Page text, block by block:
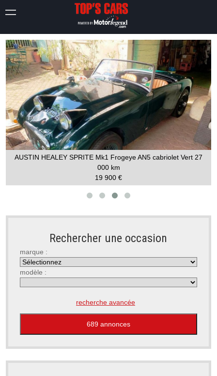
AUSTIN HEALEY SPRITE Mk1 Frogeye AN5 cabriolet Vert 27
000 km
19 900 €
Rechercher une occasion
marque :
modèle :
recherche avancée